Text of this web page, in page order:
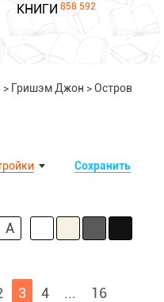
КНИГИ 858 592
> Гришэм Джон >Остров
Сохранить
A
3 4 ... 16